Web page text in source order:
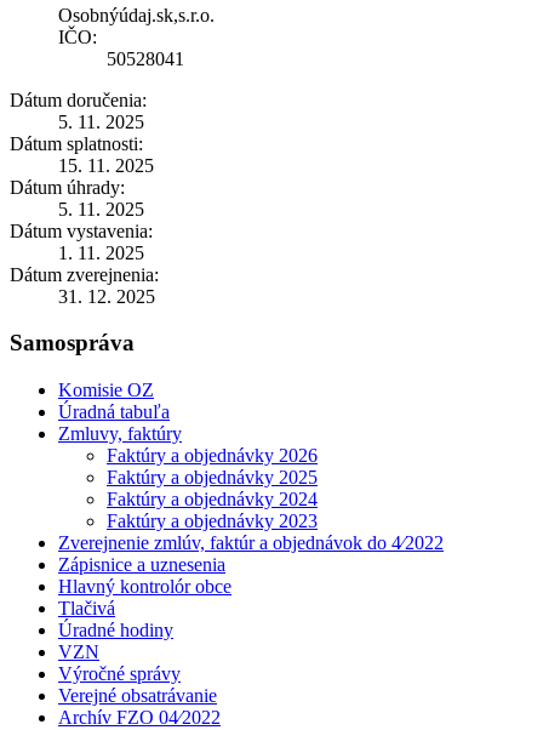
Osobnýúdaj.sk,s.r.o.
IČO:
50528041
Dátum doručenia:
5. 11. 2025
Dátum splatnosti:
15. 11. 2025
Dátum úhrady:
5. 11. 2025
Dátum vystavenia:
1. 11. 2025
Dátum zverejnenia:
31. 12. 2025
Samospráva
Komisie OZ
Úradná tabuľa
Zmluvy, faktúry
Faktúry a objednávky 2026
Faktúry a objednávky 2025
Faktúry a objednávky 2024
Faktúry a objednávky 2023
Zverejnenie zmlúv, faktúr a objednávok do 4⁄2022
Zápisnice a uznesenia
Hlavný kontrolór obce
Tlačivá
Úradné hodiny
VZN
Výročné správy
Verejné obsatrávanie
Archív FZO 04⁄2022